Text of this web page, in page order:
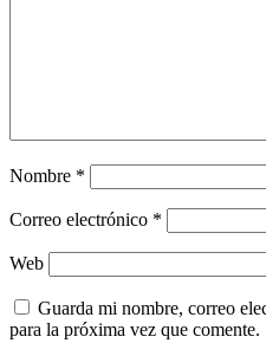
Nombre *
Correo electrónico *
Web
Guarda mi nombre, correo
para la próxima vez que comente.